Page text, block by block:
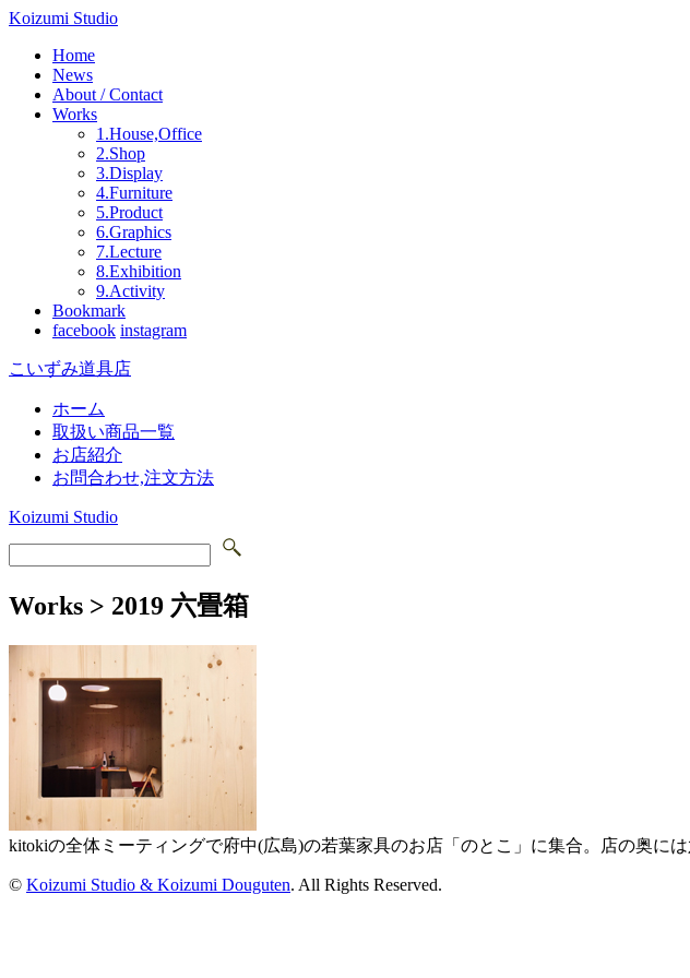
Koizumi Studio
Home
News
About / Contact
Works
1.House,Office
2.Shop
3.Display
4.Furniture
5.Product
6.Graphics
7.Lecture
8.Exhibition
9.Activity
Bookmark
facebook instagram
こいずみ道具店
ホーム
取扱い商品一覧
お店紹介
お問合わせ,注文方法
Koizumi Studio
Works > 2019 六畳箱
kitokiの全体ミーティングで府中(広島)の若葉家具のお店「のとこ」に集合。店の奥に
© Koizumi Studio & Koizumi Douguten. All Rights Reserved.